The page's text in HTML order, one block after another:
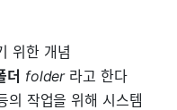
위한 개념
더 folder라고 한다
의 작업을 위해 시스템